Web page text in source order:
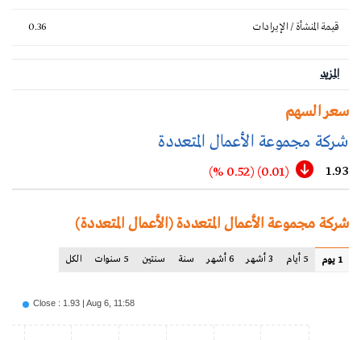
قيمة المنشأة / الإيرادات 0.36
المزيد
سعر السهم
شركة مجموعة الأعمال المتعددة
1.93
(0.01)
(0.52 %)
شركة مجموعة الأعمال المتعددة (الأعمال المتعددة)
1 يوم 5 أيام 3 أشهر 6 أشهر سنة سنتين 5 سنوات الكل
Close : 1.93 | Aug 6, 11:58